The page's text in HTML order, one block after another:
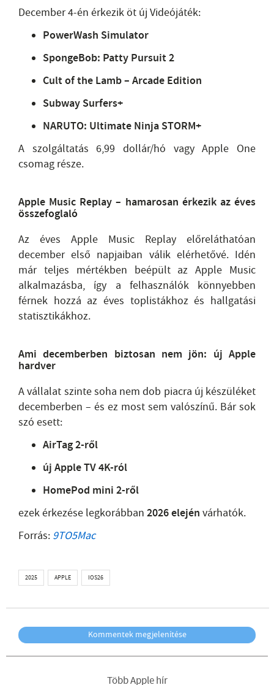
December 4-én érkezik öt új Videójáték:
PowerWash Simulator
SpongeBob: Patty Pursuit 2
Cult of the Lamb – Arcade Edition
Subway Surfers+
NARUTO: Ultimate Ninja STORM+
A szolgáltatás 6,99 dollár/hó vagy Apple One
csomag része.
Apple Music Replay – hamarosan érkezik az éves
összefoglaló
Az éves Apple Music Replay előreláthatóan
december első napjaiban válik elérhetővé. Idén
már teljes mértékben beépült az Apple Music
alkalmazásba, így a felhasználók könnyebben
férnek hozzá az éves toplistákhoz és hallgatási
statisztikákhoz.
Ami decemberben biztosan nem jön: új Apple
hardver
A vállalat szinte soha nem dob piacra új készüléket
decemberben – és ez most sem valószínű. Bár sok
szó esett:
AirTag 2-ről
új Apple TV 4K-ról
HomePod mini 2-ről
ezek érkezése legkorábban 2026 elején várhatók.
Forrás: 9TO5Mac
2025 APPLE IOS26
Kommentek megjelenítése
Több Apple hír